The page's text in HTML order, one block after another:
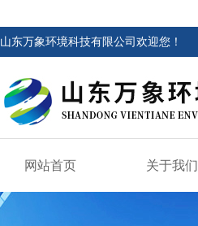
山东万象环境科技有限公司欢迎您！
网站首页 关于我们